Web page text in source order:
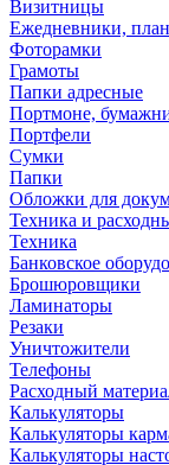
Визитницы
Ежедневники,
Фоторамки
Грамоты
Папки адресные
Портмоне,
Портфели
Сумки
Папки
Обложки для
Техника и
Техника
Банковское
Брошюровщики
Ламинаторы
Резаки
Уничтожители
Телефоны
Расходный
Калькуляторы
Калькуляторы
Калькуляторы